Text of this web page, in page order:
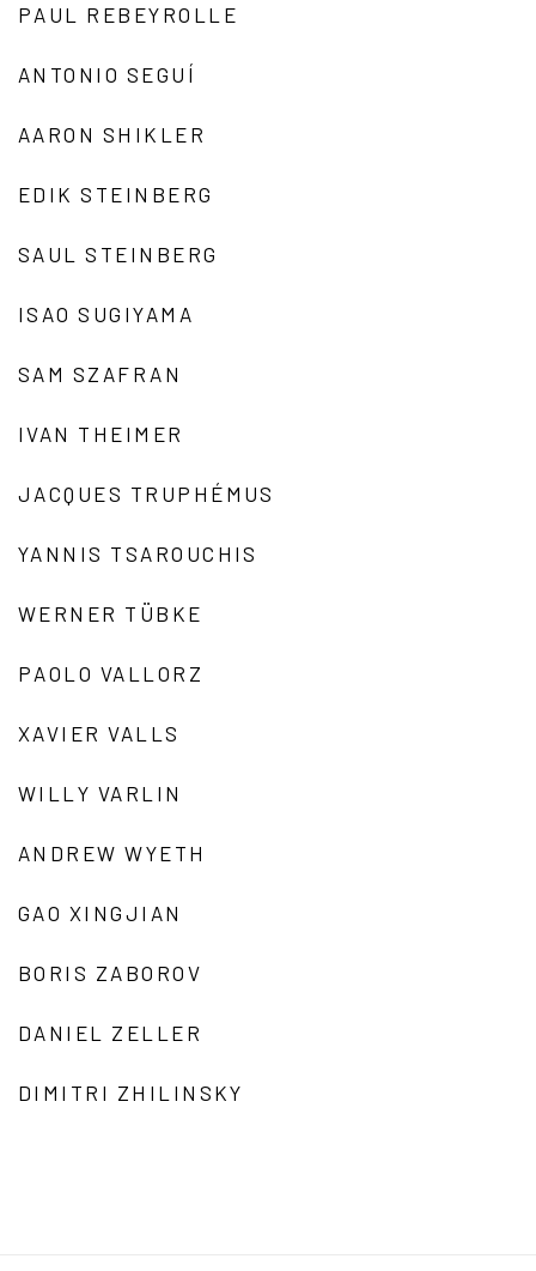
PAUL REBEYROLLE
ANTONIO SEGUÍ
AARON SHIKLER
EDIK STEINBERG
SAUL STEINBERG
ISAO SUGIYAMA
SAM SZAFRAN
IVAN THEIMER
JACQUES TRUPHÉMUS
YANNIS TSAROUCHIS
WERNER TÜBKE
PAOLO VALLORZ
XAVIER VALLS
WILLY VARLIN
ANDREW WYETH
GAO XINGJIAN
BORIS ZABOROV
DANIEL ZELLER
DIMITRI ZHILINSKY